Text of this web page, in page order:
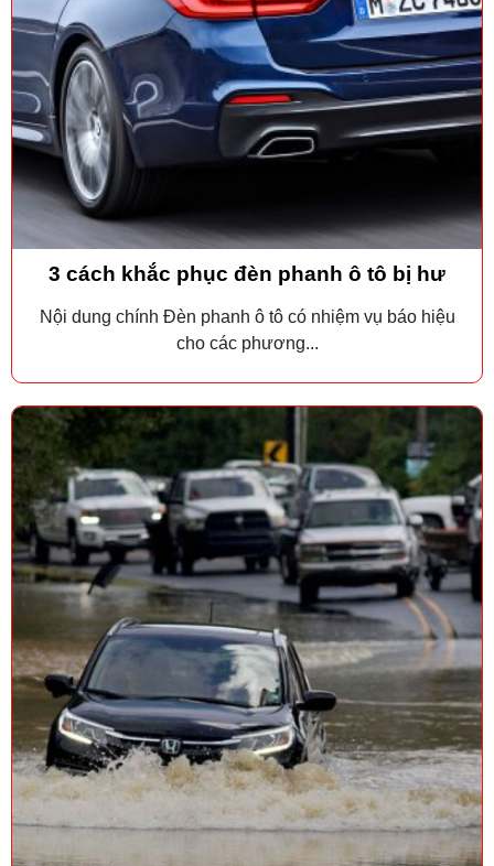
3 cách khắc phục đèn phanh ô tô bị hư
Nội dung chính Đèn phanh ô tô có nhiệm vụ báo hiệu
cho các phương...